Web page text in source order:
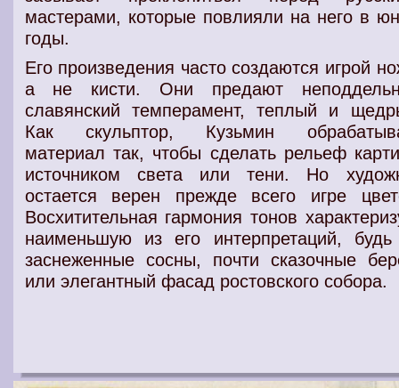
мастерами, которые повлияли на него в
годы.
Его произведения часто создаются игрой
а не кисти. Они предают
славянский темперамент, теплый и
Как скульптор, Кузьмин
материал так, чтобы сделать рельеф
источником света или тени. Но
остается верен прежде всего игре
Восхитительная гармония тонов
наименьшую из его интерпретаций,
заснеженные сосны, почти сказочные
или элегантный фасад ростовского собора.